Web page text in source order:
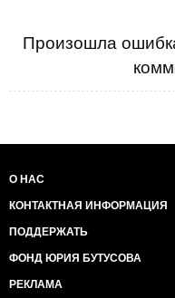
Произошла
О НАС
КОНТАКТНАЯ ИНФОРМАЦИЯ
ПОДДЕРЖАТЬ
ФОНД ЮРИЯ БУТУСОВА
РЕКЛАМА